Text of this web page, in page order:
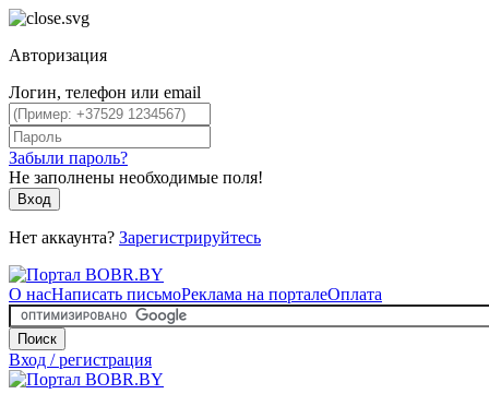
Авторизация
Логин, телефон или email
Забыли пароль?
Не заполнены необходимые поля!
Вход
Нет аккаунта? Зарегистрируйтесь
О насНаписать письмоРеклама на порталеОплата
Поиск
Вход / регистрация